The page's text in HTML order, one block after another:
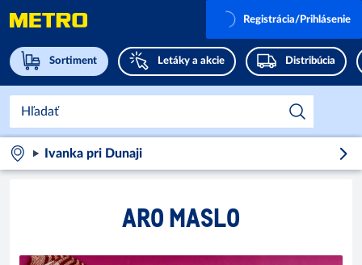
Sortiment Letáky a akcie Distribúcia
Registrácia/Prihlásenie
Ivanka pri Dunaji
ARO MASLO